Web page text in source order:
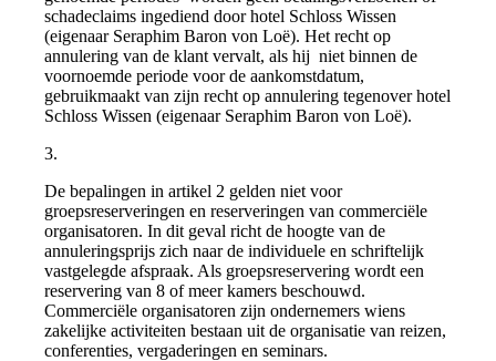
schadeclaims ingediend door hotel Schloss Wissen
(eigenaar Seraphim Baron von Loë). Het recht op
annulering van de klant vervalt, als hij niet binnen de
voornoemde periode voor de aankomstdatum,
gebruikmaakt van zijn recht op annulering tegenover hotel
Schloss Wissen (eigenaar Seraphim Baron von Loë).
3.
De bepalingen in artikel 2 gelden niet voor
groepsreserveringen en reserveringen van commerciële
organisatoren. In dit geval richt de hoogte van de
annuleringsprijs zich naar de individuele en schriftelijk
vastgelegde afspraak. Als groepsreservering wordt een
reservering van 8 of meer kamers beschouwd.
Commerciële organisatoren zijn ondernemers wiens
zakelijke activiteiten bestaan uit de organisatie van reizen,
conferenties, vergaderingen en seminars.